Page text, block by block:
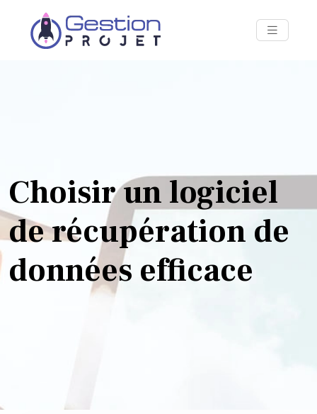
Choisir un logiciel
de récupération de
données efficace